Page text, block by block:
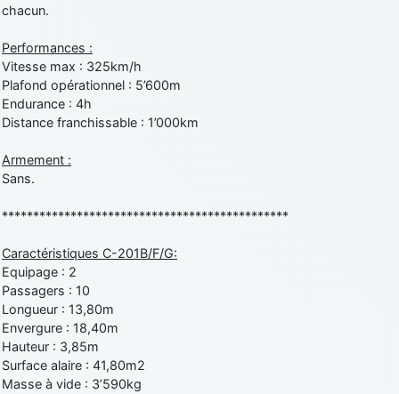
chacun.
Performances :
Vitesse max : 325km/h
Plafond opérationnel : 5’600m
Endurance : 4h
Distance franchissable : 1’000km
Armement :
Sans.
**********************************************
Caractéristiques C-201B/F/G:
Equipage : 2
Passagers : 10
Longueur : 13,80m
Envergure : 18,40m
Hauteur : 3,85m
Surface alaire : 41,80m2
Masse à vide : 3’590kg